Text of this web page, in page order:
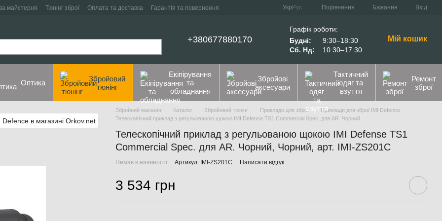
майстерня Тюнінг зброї Оплата та доставка
Гарантія та повернення
Укр Рус Порівняння Бажання Вхід
+380677880170
Графік роботи:
Будні:
9:30–18:30
Сб. Нд:
10:30–17:30
Мій кошик
Оптика
Збройовий
тюнінг
Екіпірування
та
обладнання
Збройові
аксесуари
Тактичний
одяг та
взуття
Ремонт
зброї
Збройний магазин Каталог Збройовий тюнінг Приклади для зброї
Приклади для зброї IMI Defence
Телескопічний приклад з регульованою щокою IMI Defense TS1 Commercial Spec. для AR. Чорний
Телескопічний приклад з регульованою щокою IMI Defense TS1
Commercial Spec. для AR. Чорний, Чорний, арт. IMI-ZS201C
Немає в наявності Артикул: IMI-ZS201C Написати відгук
3 534 грн